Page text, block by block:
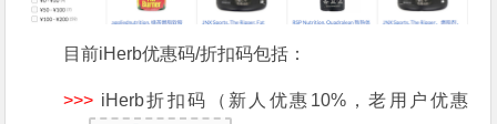
目前iHerb优惠码/折扣码包括：
>>> iHerb折扣码（新人优惠10%，老用户优惠